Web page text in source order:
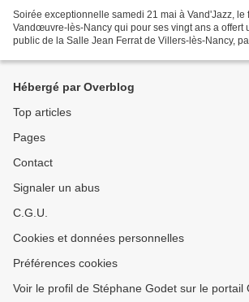
Soirée exceptionnelle samedi 21 mai à Vand'Jazz, le
Vandœuvre-lès-Nancy qui pour ses vingt ans a offert
public de la Salle Jean Ferrat de Villers-lès-Nancy,
Hébergé par Overblog
Top articles
Pages
Contact
Signaler un abus
C.G.U.
Cookies et données personnelles
Préférences cookies
Voir le profil de Stéphane Godet sur le portail